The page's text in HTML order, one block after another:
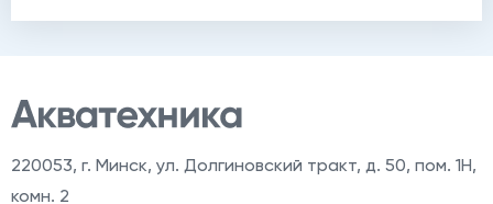
220053, г. Минск, ул. Долгиновский тракт, д. 50, пом. 1Н,
комн. 2